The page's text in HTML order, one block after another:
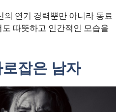
의 연기 경력뿐만 아니라 동료
따뜻하고 인간적인 모습을
잡은 남자